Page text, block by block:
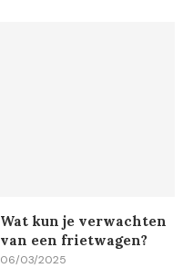
Wat kun je verwachten
van een frietwagen?
06/03/2025